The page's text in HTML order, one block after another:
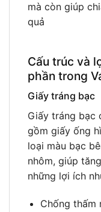
mà còn giúp
quả
Cấu trúc và
phần trong
Giấy tráng bạc
Giấy tráng bạc
gồm giấy ống
loại màu bạc
nhôm, giúp
những lợi ích
Chống thấm